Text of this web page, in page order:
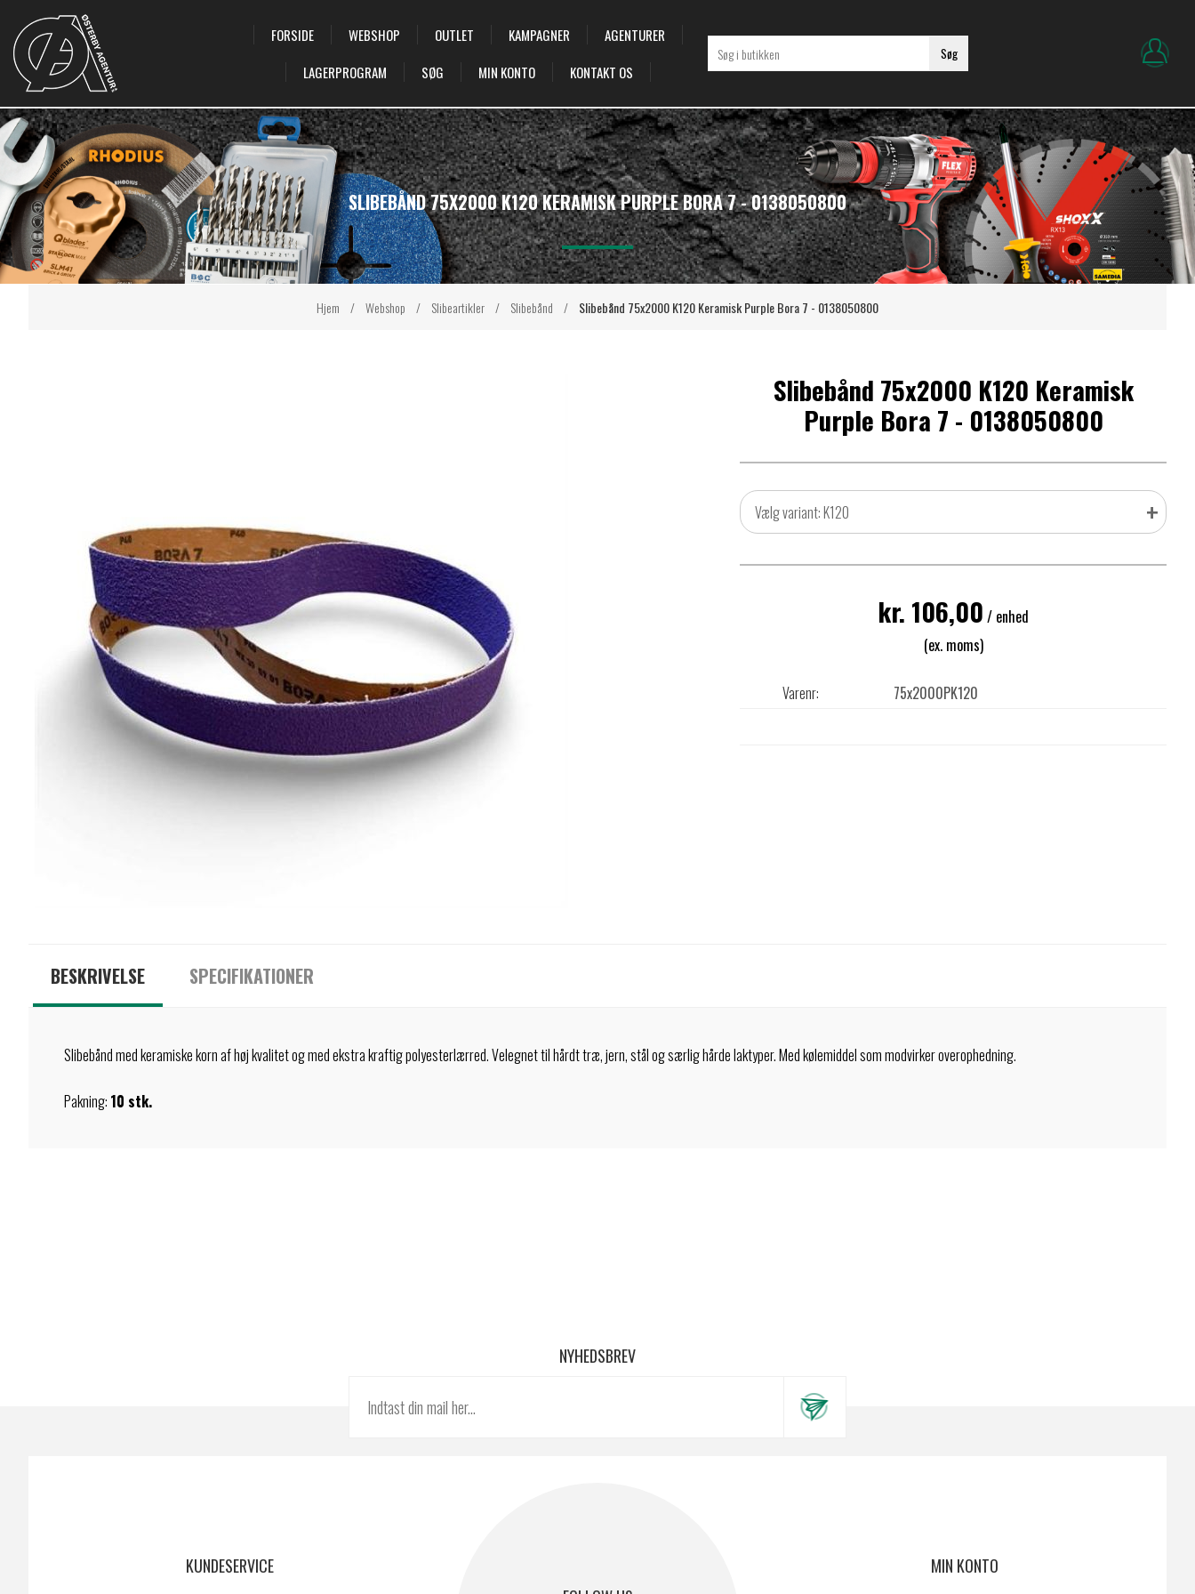
FORSIDE WEBSHOP OUTLET KAMPAGNER
AGENTURER
LAGERPROGRAM
SØG MIN KONTO KONTAKT OS
Søg
Hjem / Webshop / Slibeartikler / Slibebånd / Slibebånd 75x2000 K120 Keramisk Purple Bora 7 - 0138050800
SLIBEBÅND 75X2000 K120 KERAMISK PURPLE BORA 7 - 0138050800
Slibebånd 75x2000 K120 Keramisk
Purple Bora 7 - 0138050800
Vælg variant: K120 +
kr. 106,00 / enhed
(ex. moms)
Varenr: 75x2000PK120
BESKRIVELSE SPECIFIKATIONER
Slibebånd med keramiske korn af høj kvalitet og med ekstra kraftig polyesterlærred. Velegnet til hårdt træ, jern, stål og særlig hårde laktyper. Med kølemiddel som modvirker overophedning.
Pakning: 10 stk.
NYHEDSBREV
KUNDESERVICE MIN KONTO